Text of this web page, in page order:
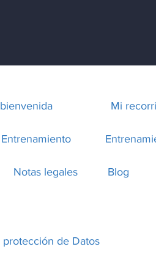
bienvenida
Entrenamiento
Notas legales
Mi
Blog
protección de Datos